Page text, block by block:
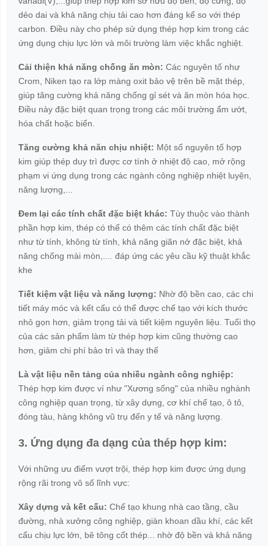
dẻo dai và khả năng chịu tải cao hơn đáng kể so với thép
carbon. Điều này cho phép sử dụng thép hợp kim trong các
ứng dụng chịu lực lớn và môi trường làm việc khắc nghiệt.
Cải thiện khả năng chống ăn mòn: Các nguyên tố như
Crom, Niken tạo ra lớp màng oxit bảo vệ trên bề mặt thép,
giúp tăng cường khả năng chống gỉ sét và ăn mòn hóa học.
Điều này đặc biệt quan trọng trong các môi trường ẩm ướt,
hóa chất hoặc biển.
Tăng cường khả năn chịu nhiệt: Một số nguyên tố hợp
kim giúp thép duy trì được cơ tính ở nhiệt độ cao, mở rộng
phạm vi ứng dụng trong các ngành công nghiệp nhiệt luyện,
năng lượng,...
Đem lại các tính chất đặc biệt khác: Tùy thuộc vào thành
phần hợp kim, thép có thể có thêm các tính chất đặc biệt
như từ tính, không từ tính, khả năng giãn nở đặc biệt, khả
năng chống mài mòn,.... đáp ứng các yêu cầu kỹ thuật khắc
khe
Tiết kiệm vật liệu và năng lượng: Nhờ độ bền cao, các chi
tiết máy móc và kết cấu có thể được chế tạo với kích thước
nhỏ gọn hơn, giảm trọng tải và tiết kiệm nguyên liệu. Tuổi thọ
của các sản phẩm làm từ thép hợp kim cũng thường cao
hơn, giảm chi phí bảo trì và thay thế
Là vật liệu nền tảng của nhiều ngành công nghiệp:
Thép hợp kim được ví như "Xương sống" của nhiều nghành
công nghiệp quan trọng, từ xây dựng, cơ khí chế tạo, ô tô,
đóng tàu, hàng không vũ trụ đến y tế và năng lượng.
3. Ứng dụng đa dạng của thép hợp kim:
Với những ưu điểm vượt trội, thép hợp kim được ứng dụng
rộng rãi trong vô số lĩnh vực:
Xây dựng và kết cấu: Chế tạo khung nhà cao tầng, cầu
đường, nhà xưởng công nghiệp, giàn khoan dầu khí, các kết
cấu chịu lực lớn, bê tông cốt thép... nhờ độ bền và khả năng